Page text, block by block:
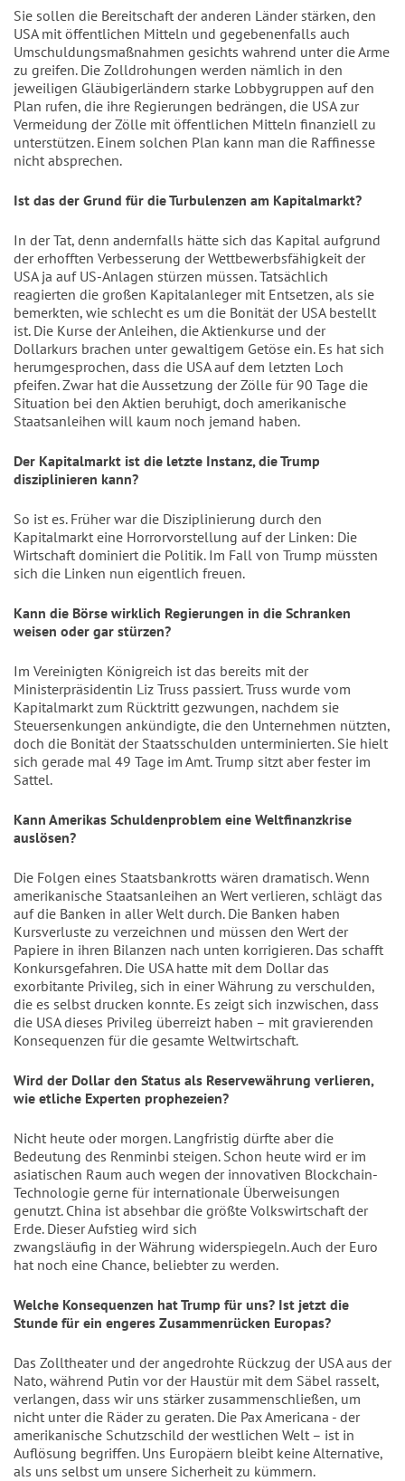
Sie sollen die Bereitschaft der anderen Länder stärken, den
USA mit öffentlichen Mitteln und gegebenenfalls auch
Umschuldungsmaßnahmen gesichts wahrend unter die Arme
zu greifen. Die Zolldrohungen werden nämlich in den
jeweiligen Gläubigerländern starke Lobbygruppen auf den
Plan rufen, die ihre Regierungen bedrängen, die USA zur
Vermeidung der Zölle mit öffentlichen Mitteln finanziell zu
unterstützen. Einem solchen Plan kann man die Raffinesse
nicht absprechen.
Ist das der Grund für die Turbulenzen am Kapitalmarkt?
In der Tat, denn andernfalls hätte sich das Kapital aufgrund
der erhofften Verbesserung der Wettbewerbsfähigkeit der
USA ja auf US-Anlagen stürzen müssen. Tatsächlich
reagierten die großen Kapitalanleger mit Entsetzen, als sie
bemerkten, wie schlecht es um die Bonität der USA bestellt
ist. Die Kurse der Anleihen, die Aktienkurse und der
Dollarkurs brachen unter gewaltigem Getöse ein. Es hat sich
herumgesprochen, dass die USA auf dem letzten Loch
pfeifen. Zwar hat die Aussetzung der Zölle für 90 Tage die
Situation bei den Aktien beruhigt, doch amerikanische
Staatsanleihen will kaum noch jemand haben.
Der Kapitalmarkt ist die letzte Instanz, die Trump
disziplinieren kann?
So ist es. Früher war die Disziplinierung durch den
Kapitalmarkt eine Horrorvorstellung auf der Linken: Die
Wirtschaft dominiert die Politik. Im Fall von Trump müssten
sich die Linken nun eigentlich freuen.
Kann die Börse wirklich Regierungen in die Schranken
weisen oder gar stürzen?
Im Vereinigten Königreich ist das bereits mit der
Ministerpräsidentin Liz Truss passiert. Truss wurde vom
Kapitalmarkt zum Rücktritt gezwungen, nachdem sie
Steuersenkungen ankündigte, die den Unternehmen nützten,
doch die Bonität der Staatsschulden unterminierten. Sie hielt
sich gerade mal 49 Tage im Amt. Trump sitzt aber fester im
Sattel.
Kann Amerikas Schuldenproblem eine Weltfinanzkrise
auslösen?
Die Folgen eines Staatsbankrotts wären dramatisch. Wenn
amerikanische Staatsanleihen an Wert verlieren, schlägt das
auf die Banken in aller Welt durch. Die Banken haben
Kursverluste zu verzeichnen und müssen den Wert der
Papiere in ihren Bilanzen nach unten korrigieren. Das schafft
Konkursgefahren. Die USA hatte mit dem Dollar das
exorbitante Privileg, sich in einer Währung zu verschulden,
die es selbst drucken konnte. Es zeigt sich inzwischen, dass
die USA dieses Privileg überreizt haben – mit gravierenden
Konsequenzen für die gesamte Weltwirtschaft.
Wird der Dollar den Status als Reservewährung verlieren,
wie etliche Experten prophezeien?
Nicht heute oder morgen. Langfristig dürfte aber die
Bedeutung des Renminbi steigen. Schon heute wird er im
asiatischen Raum auch wegen der innovativen Blockchain-
Technologie gerne für internationale Überweisungen
genutzt. China ist absehbar die größte Volkswirtschaft der
Erde. Dieser Aufstieg wird sich
zwangsläufig in der Währung widerspiegeln. Auch der Euro
hat noch eine Chance, beliebter zu werden.
Welche Konsequenzen hat Trump für uns? Ist jetzt die
Stunde für ein engeres Zusammenrücken Europas?
Das Zolltheater und der angedrohte Rückzug der USA aus der
Nato, während Putin vor der Haustür mit dem Säbel rasselt,
verlangen, dass wir uns stärker zusammenschließen, um
nicht unter die Räder zu geraten. Die Pax Americana - der
amerikanische Schutzschild der westlichen Welt – ist in
Auflösung begriffen. Uns Europäern bleibt keine Alternative,
als uns selbst um unsere Sicherheit zu kümmern.